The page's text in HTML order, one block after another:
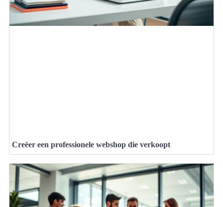
Creëer een professionele webshop die verkoopt